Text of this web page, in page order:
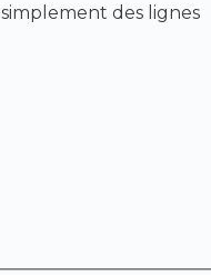
des lignes